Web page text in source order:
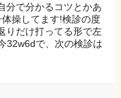
分で分かるコツとかあ
操してます!検診の度
りだけ打ってる形で左
32w6dで、次の検診は